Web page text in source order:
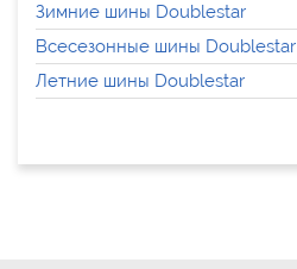
Зимние шины Doublestar
Всесезонные шины Doublestar
Летние шины Doublestar